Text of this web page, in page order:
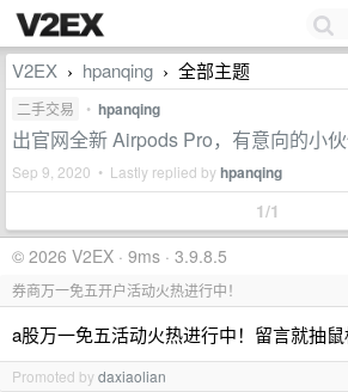
V2EX › hpanqing › 全部主题
二手交易 • hpanqing
出官网全新 Airpods Pro，有意向的小
Sep 9, 2020 • Lastly replied byhpanqing
1/1
© 2026 V2EX · 9ms · 3.9.8.5
券商万一免五开户活动火热进行中！
a股万一免五活动火热进行中！留言就抽鼠
Promoted bydaxiaolian